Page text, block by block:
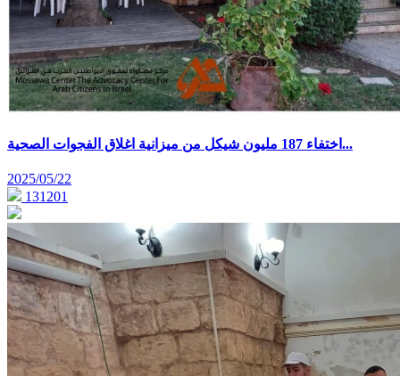
اختفاء 187 مليون شيكل من ميزانية اغلاق الفجوات الصحية...
2025/05/22
131201